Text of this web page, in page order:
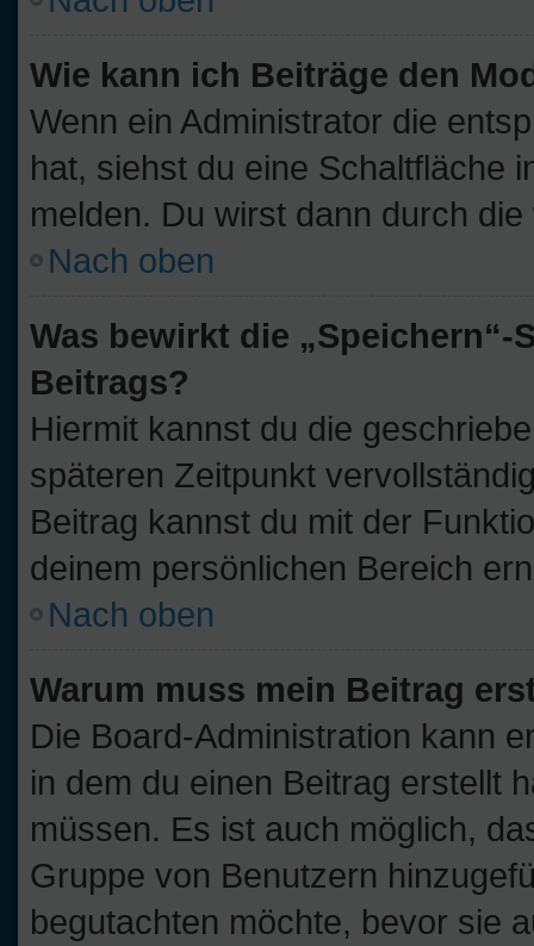
Wie kann ich Beiträge den
Wenn ein Administrator die
hat, siehst du eine Schaltfläche
melden. Du wirst dann durch
Nach oben
Was bewirkt die
Beitrags?
Hiermit kannst du die
späteren Zeitpunkt
Beitrag kannst du mit der
deinem persönlichen Bereich
Nach oben
Warum muss mein Beitrag
Die Board-Administration kann
in dem du einen Beitrag erstellt
müssen. Es ist auch möglich,
Gruppe von Benutzern
begutachten möchte, bevor sie